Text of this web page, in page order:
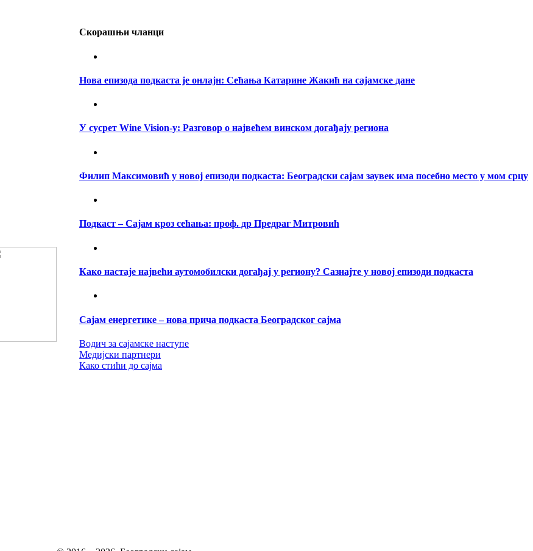
Скорашњи чланци
Нова епизода подкаста је онлајн: Сећања Катарине Жакић на сајамске дане
У сусрет Wine Vision-у: Разговор о највећем винском догађају региона
Филип Максимовић у новој епизоди подкаста: Београдски сајам заувек има посебно место у мом срцу
Подкаст – Сајам кроз сећања: проф. др Предраг Митровић
Како настаје највећи аутомобилски догађај у региону? Сазнајте у новој епизоди подкаста
Сајам енергетике – нова прича подкаста Београдског сајма
Водич за сајамске наступе
Медијски партнери
Како стићи до сајма